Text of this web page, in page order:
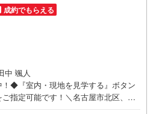
成約でもらえる
中 颯人
◆『室内・現地を見学する』ボタン
指定可能です！＼名古屋市北区、守